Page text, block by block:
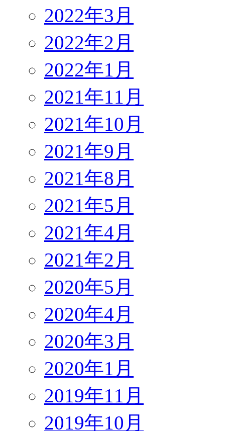
2022年3月
2022年2月
2022年1月
2021年11月
2021年10月
2021年9月
2021年8月
2021年5月
2021年4月
2021年2月
2020年5月
2020年4月
2020年3月
2020年1月
2019年11月
2019年10月